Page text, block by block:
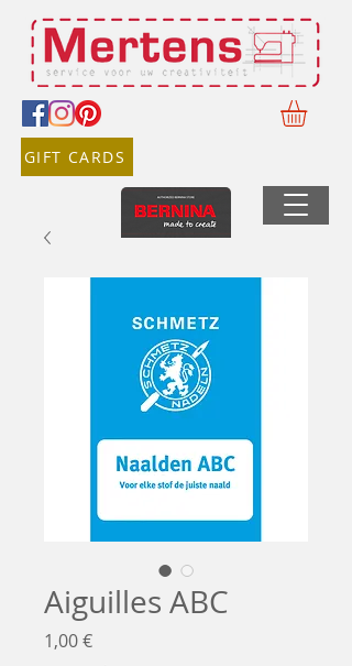
GIFT CARDS
Aiguilles ABC
1,00 €Prix